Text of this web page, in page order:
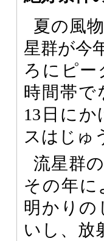
夏の風
星群が今
ろにピー
時間帯で
13日に
スはじゅ
流星群
その年に
明かりの
いし、放